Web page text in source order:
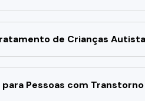
de Crianças
Pessoas com